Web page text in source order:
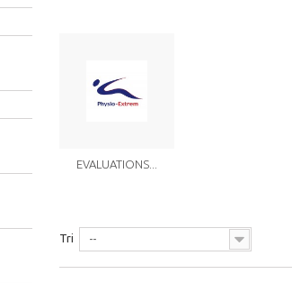
EVALUATIONS...
Tri --